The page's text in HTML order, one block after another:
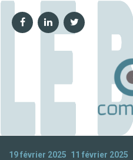
19 février 2025 11 février 2025